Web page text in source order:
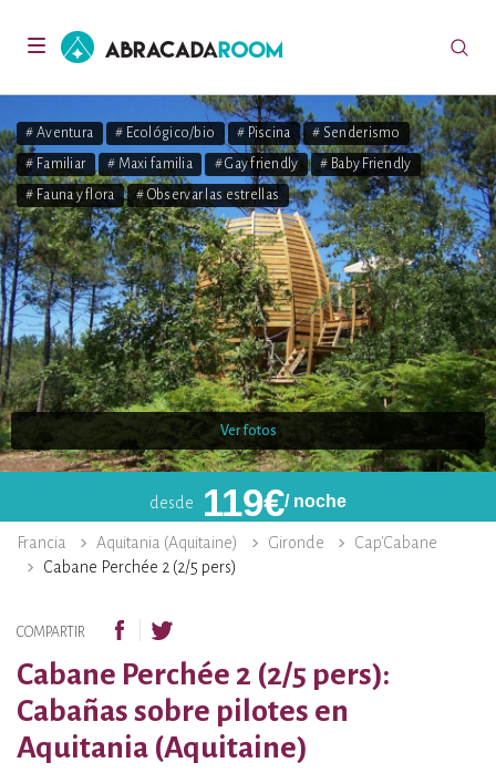
Toggle
AbracadaRoom
# Aventura # Ecológico/bio # Piscina
# Senderismo
# Familiar
# Maxi familia # Gay friendly
# Baby Friendly
# Fauna y flora
# Observar las estrellas
Ver fotos
desde 119€/ noche
Francia Aquitania (Aquitaine) Gironde
Cap'Cabane
Cabane Perchée 2 (2/5 pers)
COMPARTIR
Cabane Perchée 2 (2/5 pers):
Cabañas sobre pilotes en
Aquitania (Aquitaine)